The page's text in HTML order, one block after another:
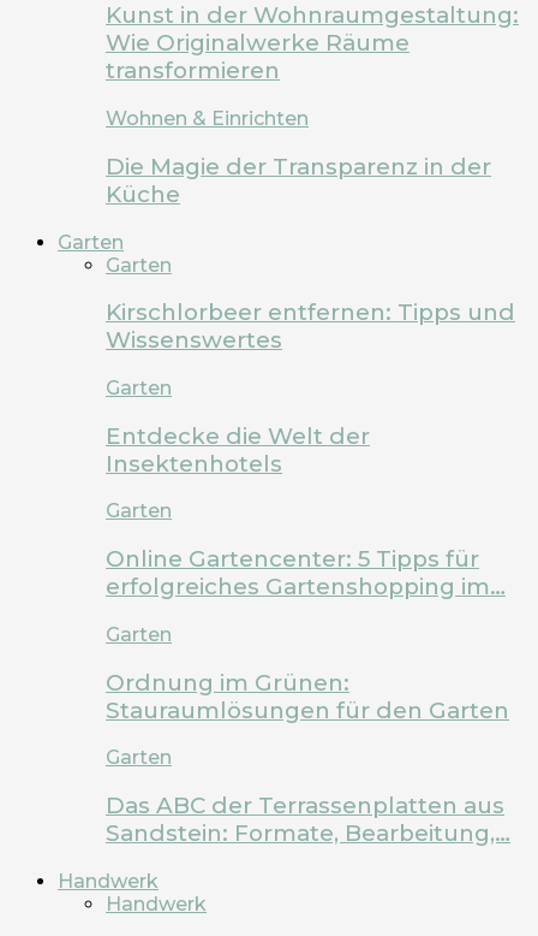
Kunst in der Wohnraumgestaltung:
Wie Originalwerke Räume
transformieren
Wohnen & Einrichten
Die Magie der Transparenz in der
Küche
Garten
Garten
Kirschlorbeer entfernen: Tipps und
Wissenswertes
Garten
Entdecke die Welt der
Insektenhotels
Garten
Online Gartencenter: 5 Tipps für
erfolgreiches Gartenshopping im…
Garten
Ordnung im Grünen:
Stauraumlösungen für den Garten
Garten
Das ABC der Terrassenplatten aus
Sandstein: Formate, Bearbeitung,…
Handwerk
Handwerk